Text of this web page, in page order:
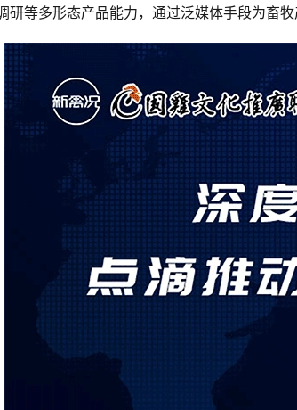
研等多形态产品能力，通过泛媒体手段为畜